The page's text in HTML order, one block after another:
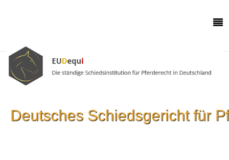
Deutsches Schiedsgericht für